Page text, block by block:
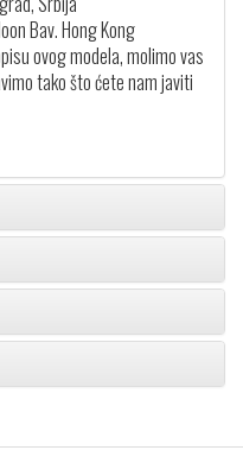
Bav. Hong Kong
ovog modela, molimo vas
tako što ćete nam javiti